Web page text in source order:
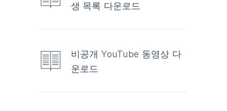
생 목록 다운로드
비공개 YouTube 동영상 다
운로드